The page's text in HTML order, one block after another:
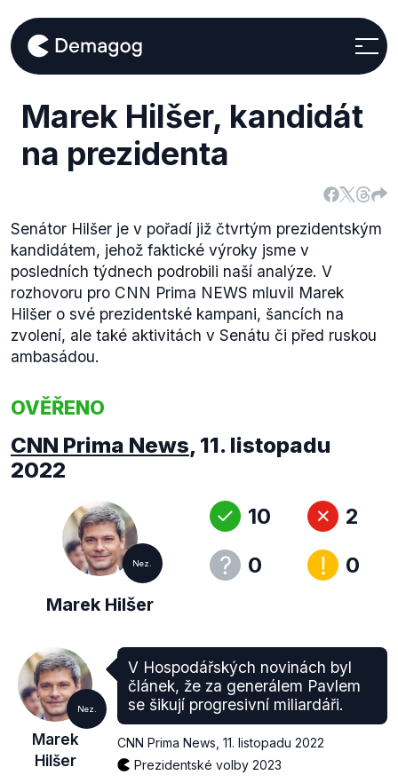
Marek Hilšer, kandidát
na prezidenta
Senátor Hilšer je v pořadí již čtvrtým prezidentským
kandidátem, jehož faktické výroky jsme v
posledních týdnech podrobili naší analýze. V
rozhovoru pro CNN Prima NEWS mluvil Marek
Hilšer o své prezidentské kampani, šancích na
zvolení, ale také aktivitách v Senátu či před ruskou
ambasádou.
OVĚŘENO
CNN Prima News, 11. listopadu
2022
Nez.
Marek Hilšer
10
0
2
0
Nez.
Marek
Hilšer
V Hospodářských novinách byl
článek, že za generálem Pavlem
se šikují progresivní miliardáři.
CNN Prima News 11. listopadu 2022
Prezidentské volby 2023